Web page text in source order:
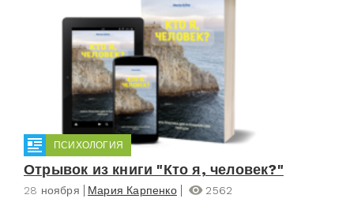
ПСИХОЛОГИЯ
Отрывок из книги "Кто я, человек?"
28 ноября Мария Карпенко
2562